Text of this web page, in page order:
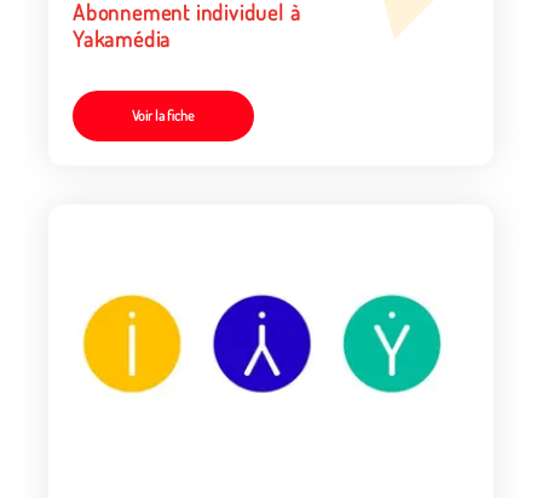
Abonnement individuel à
Yakamédia
Voir la fiche